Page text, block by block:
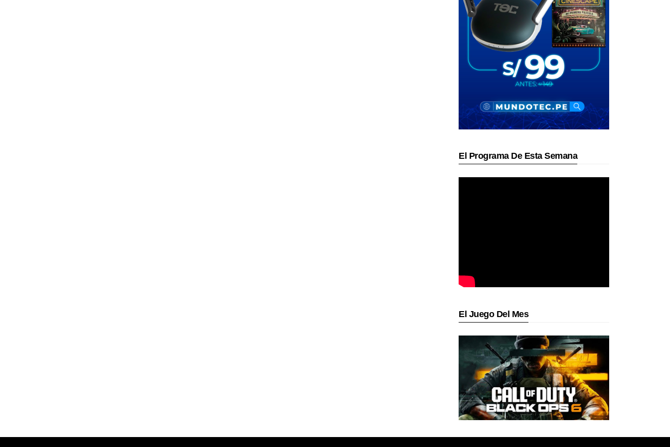
El Programa De Esta Semana
El Juego Del Mes